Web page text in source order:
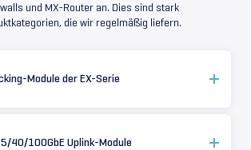
und MX-Router an. Dies sind stark
die wir regelmäßig liefern.
Module der EX-Serie
40/100GbE Uplink-Module